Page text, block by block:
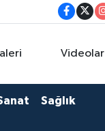
Videolar
Sağlık